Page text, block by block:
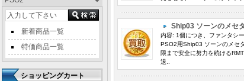
新着商品一覧
特価商品一覧
ショッピングカート
Ship03 ソーンのメセ
内容: 1個につき、ファンタシ
PSO2用Ship03 ソーンのメセ
限まで安全に努力を続ける
退..